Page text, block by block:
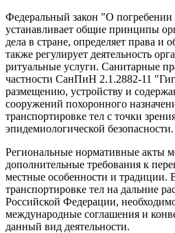
Федеральный закон "О
устанавливает общие принципы
дела в стране, определяет права и
также регулирует деятельность
ритуальные услуги. Санитарные
частности СанПиН 2.1.2882-11
размещению, устройству и
сооружений похоронного
транспортировке тел с точки
эпидемиологической безопасности.
Региональные нормативные акты
дополнительные требования к
местные особенности и традиции.
транспортировке тел на дальние
Российской Федерации,
международные соглашения и
данный вид деятельности.